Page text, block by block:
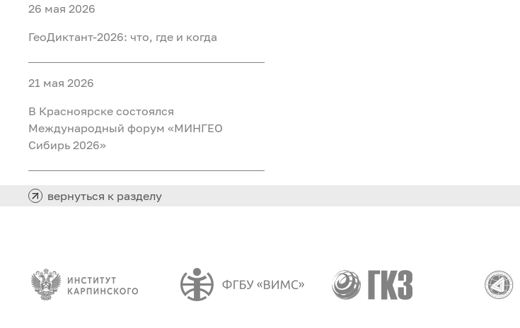
26 мая 2026
ГеоДиктант-2026: что, где и когда
21 мая 2026
В Красноярске состоялся
Международный форум «МИНГЕО
Сибирь 2026»
вернуться к разделу